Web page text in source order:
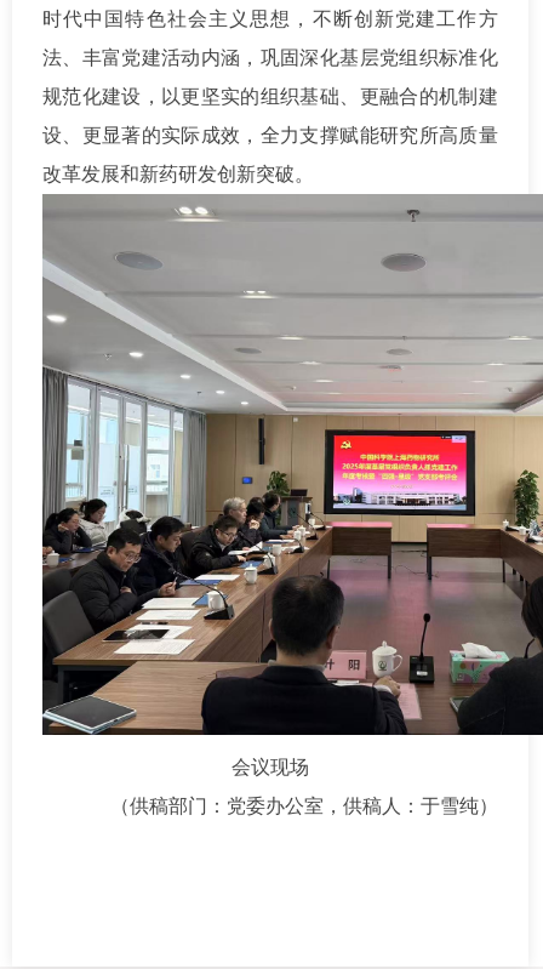
时代中国特色社会主义思想，不断创新党建工作方
法、丰富党建活动内涵，巩固深化基层党组织标准化
规范化建设，以更坚实的组织基础、更融合的机制建
设、更显著的实际成效，全力支撑赋能研究所高质量
改革发展和新药研发创新突破。
会议现场
（供稿部门：党委办公室，供稿人：于雪纯）